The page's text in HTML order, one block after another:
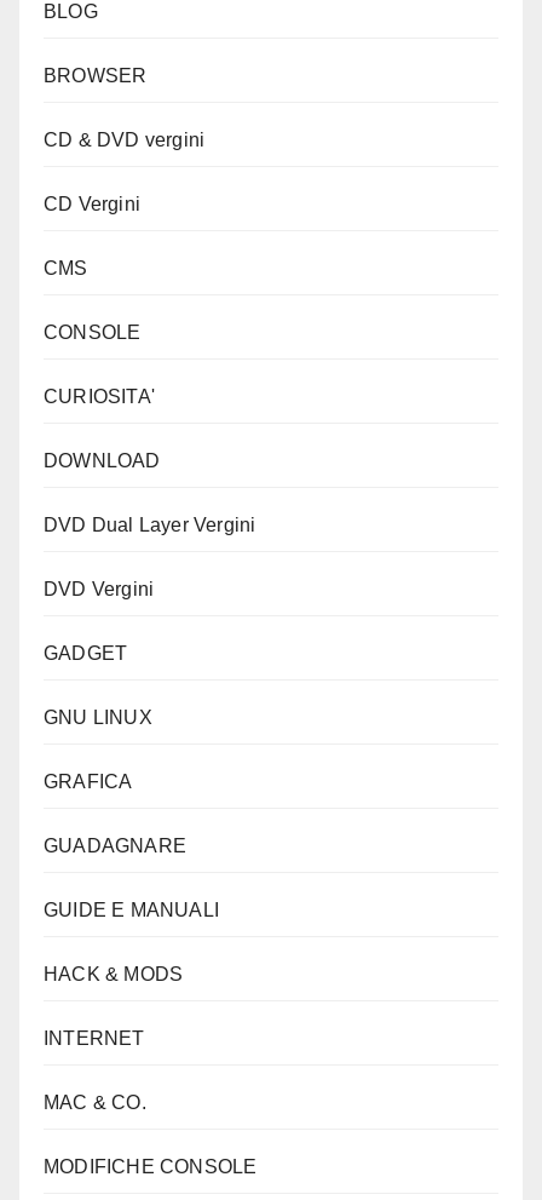
BLOG
BROWSER
CD & DVD vergini
CD Vergini
CMS
CONSOLE
CURIOSITA'
DOWNLOAD
DVD Dual Layer Vergini
DVD Vergini
GADGET
GNU LINUX
GRAFICA
GUADAGNARE
GUIDE E MANUALI
HACK & MODS
INTERNET
MAC & CO.
MODIFICHE CONSOLE